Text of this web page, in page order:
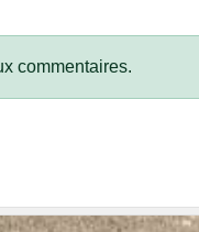
commentaires.